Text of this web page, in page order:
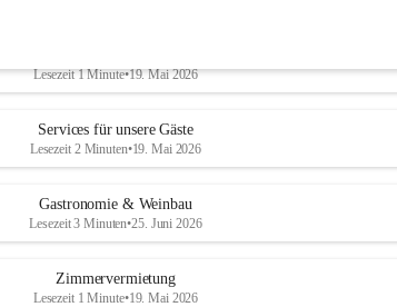
Lesezeit 1 Minute•19. Mai 2026
Services für unsere Gäste
Lesezeit 2 Minuten•19. Mai 2026
Gastronomie & Weinbau
Lesezeit 3 Minuten•25. Juni 2026
Zimmervermietung
Lesezeit 1 Minute•19. Mai 2026